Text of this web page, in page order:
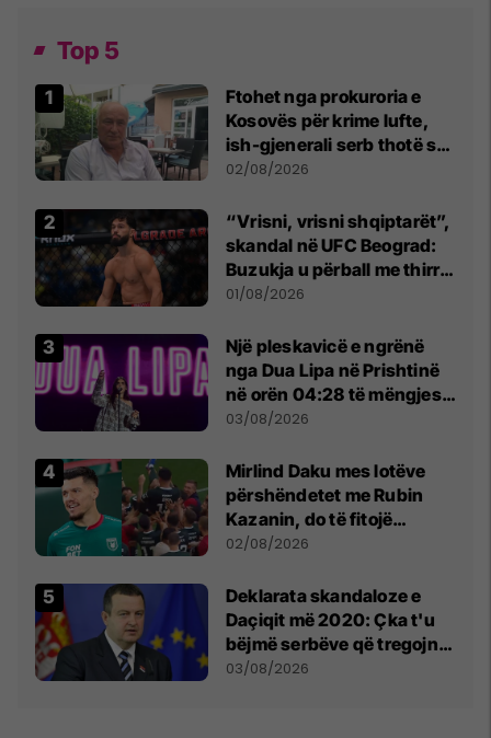
Top 5
Ftohet nga prokuroria e
Kosovës për krime lufte,
ish-gjenerali serb thotë se
dikush e tradhtoi në
02/08/2026
“Vrisni, vrisni shqiptarët”,
skandal në UFC Beograd:
Buzukja u përball me thirrje
anti-shqiptare nga
01/08/2026
Një pleskavicë e ngrënë
nga Dua Lipa në Prishtinë
në orën 04:28 të mëngjesit
- dhe bota digjitale serbe
03/08/2026
Mirlind Daku mes lotëve
përshëndetet me Rubin
Kazanin, do të fitojë
miliona te Spartak Moska
02/08/2026
​Deklarata skandaloze e
Daçiqit më 2020: Çka t'u
bëjmë serbëve që tregojnë
ku janë varrosur shqiptarët
03/08/2026